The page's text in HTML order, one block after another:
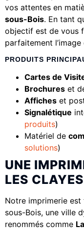
vos attentes en
sous-Bois. En tant
objectif est de vous
parfaitement
PRODUITS
Cartes de
Brochures et
Affiches et
Signalétique
produits)
Matériel de
solutions)
UNE
LES
Notre imprimerie
sous-Bois, une ville
renommés comme